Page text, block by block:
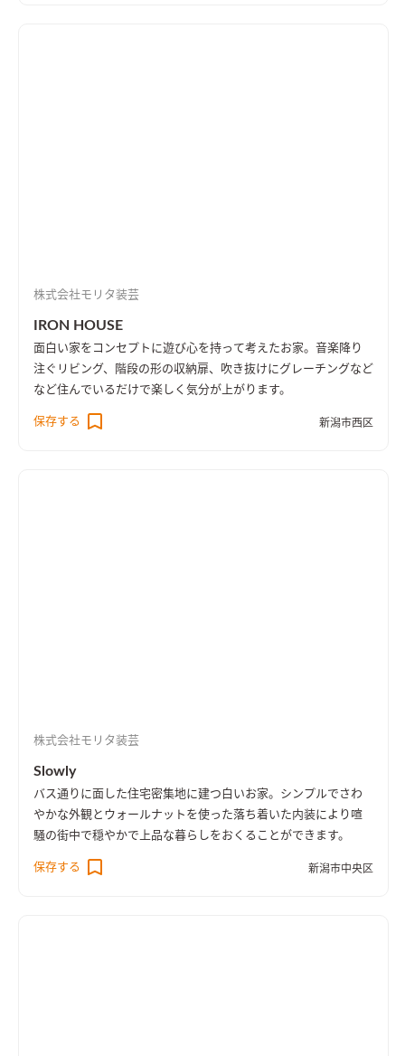
株式会社モリタ装芸
IRON HOUSE
面白い家をコンセプトに遊び心を持って考えたお家。音楽降り
注ぐリビング、階段の形の収納扉、吹き抜けにグレーチングなど
など住んでいるだけで楽しく気分が上がります。
保存する 新潟市西区
株式会社モリタ装芸
Slowly
バス通りに面した住宅密集地に建つ白いお家。シンプルでさわ
やかな外観とウォールナットを使った落ち着いた内装により喧
騒の街中で穏やかで上品な暮らしをおくることができます。
保存する 新潟市中央区